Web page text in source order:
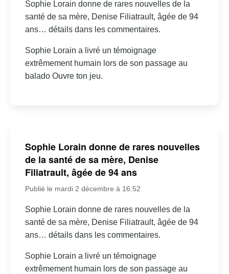
Sophie Lorain donne de rares nouvelles de la
santé de sa mère, Denise Filiatrault, âgée de 94
ans… détails dans les commentaires.
Sophie Lorain a livré un témoignage
extrêmement humain lors de son passage au
balado Ouvre ton jeu.
Sophie Lorain donne de rares nouvelles
de la santé de sa mère, Denise
Filiatrault, âgée de 94 ans
Publié le mardi 2 décembre à 16:52
Sophie Lorain donne de rares nouvelles de la
santé de sa mère, Denise Filiatrault, âgée de 94
ans… détails dans les commentaires.
Sophie Lorain a livré un témoignage
extrêmement humain lors de son passage au